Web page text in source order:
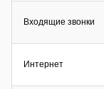
Входящие звонки
Интернет